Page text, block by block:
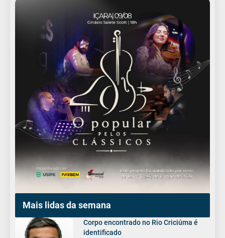
Mais lidas da semana
Corpo encontrado no Rio Criciúma é
identificado